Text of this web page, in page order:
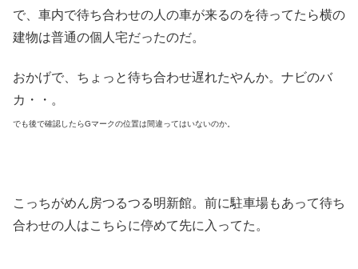
で、車内で待ち合わせの人の車が来るのを待ってたら横の
建物は普通の個人宅だったのだ。
おかげで、ちょっと待ち合わせ遅れたやんか。ナビのバ
カ・・。
でも後で確認したらGマークの位置は間違ってはいないのか。
こっちがめん房つるつる明新館。前に駐車場もあって待ち
合わせの人はこちらに停めて先に入ってた。